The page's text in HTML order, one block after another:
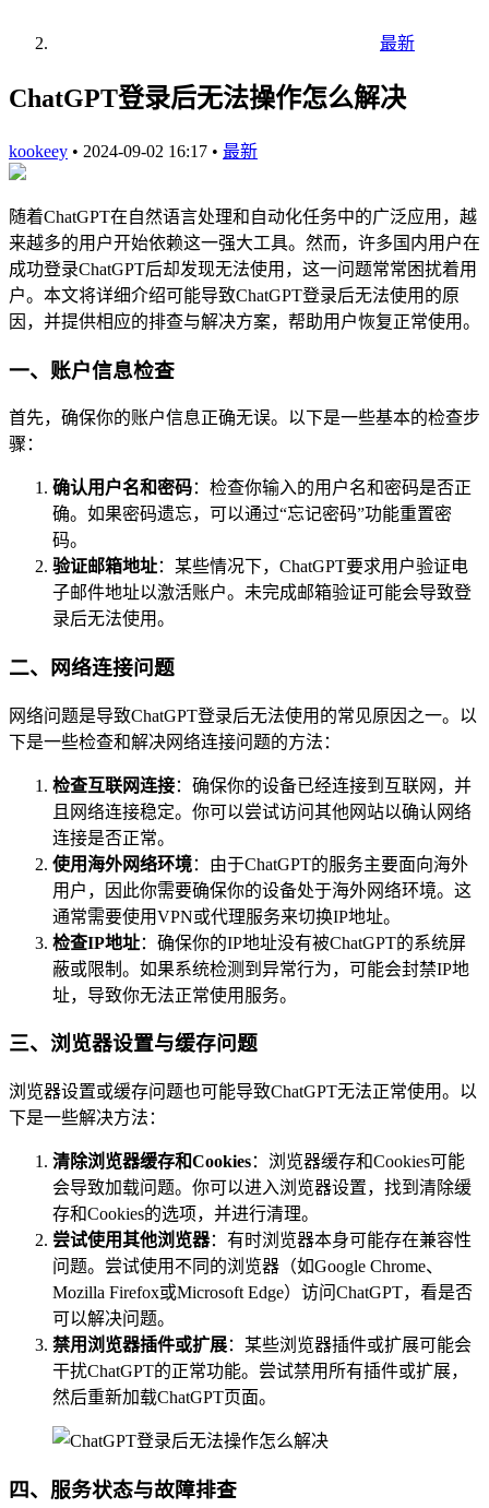
最新
ChatGPT登录后无法操作怎么解决
kookeey • 2024-09-02 16:17 • 最新
随着ChatGPT在自然语言处理和自动化任务中的广泛应用，越
来越多的用户开始依赖这一强大工具。然而，许多国内用户在
成功登录ChatGPT后却发现无法使用，这一问题常常困扰着用
户。本文将详细介绍可能导致ChatGPT登录后无法使用的原
因，并提供相应的排查与解决方案，帮助用户恢复正常使用。
一、账户信息检查
首先，确保你的账户信息正确无误。以下是一些基本的检查步
骤：
确认用户名和密码：检查你输入的用户名和密码是否正
确。如果密码遗忘，可以通过“忘记密码”功能重置密
码。
验证邮箱地址：某些情况下，ChatGPT要求用户验证电
子邮件地址以激活账户。未完成邮箱验证可能会导致登
录后无法使用。
二、网络连接问题
网络问题是导致ChatGPT登录后无法使用的常见原因之一。以
下是一些检查和解决网络连接问题的方法：
检查互联网连接：确保你的设备已经连接到互联网，并
且网络连接稳定。你可以尝试访问其他网站以确认网络
连接是否正常。
使用海外网络环境：由于ChatGPT的服务主要面向海外
用户，因此你需要确保你的设备处于海外网络环境。这
通常需要使用VPN或代理服务来切换IP地址。
检查IP地址：确保你的IP地址没有被ChatGPT的系统屏
蔽或限制。如果系统检测到异常行为，可能会封禁IP地
址，导致你无法正常使用服务。
三、浏览器设置与缓存问题
浏览器设置或缓存问题也可能导致ChatGPT无法正常使用。以
下是一些解决方法：
清除浏览器缓存和Cookies：浏览器缓存和Cookies可能
会导致加载问题。你可以进入浏览器设置，找到清除缓
存和Cookies的选项，并进行清理。
尝试使用其他浏览器：有时浏览器本身可能存在兼容性
问题。尝试使用不同的浏览器（如Google Chrome、
Mozilla Firefox或Microsoft Edge）访问ChatGPT，看是否
可以解决问题。
禁用浏览器插件或扩展：某些浏览器插件或扩展可能会
干扰ChatGPT的正常功能。尝试禁用所有插件或扩展，
然后重新加载ChatGPT页面。
四、服务状态与故障排查